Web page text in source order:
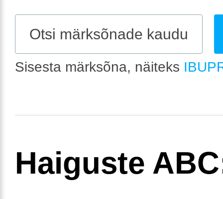
Sisesta märksõna, näiteks
Haiguste